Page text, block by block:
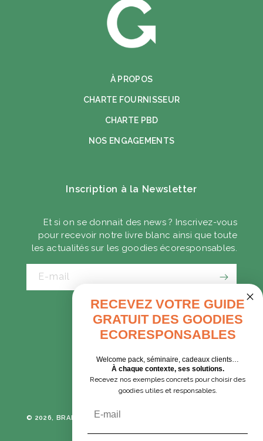
À PROPOS
CHARTE FOURNISSEUR
CHARTE PBD
NOS ENGAGEMENTS
Inscription à la Newsletter
Et si on se donnait des news ? Inscrivez-vous
pour recevoir notre livre blanc ainsi que toute
les actualités sur les goodies écoresponsables.
E-mail
CADEAUX D'AFFAIRES
GOODIES EXPRESS
Tumblr Instagram
© 2026, BRANE CORPORATION
POLITIQUE DE CONFIDENTIALITÉ
RECEVEZ VOTRE GUIDE
GRATUIT DES GOODIES
ECORESPONSABLES
Welcome pack, séminaire, cadeaux clients…
À chaque contexte, ses solutions.
Recevez nos exemples concrets pour choisir des
goodies utiles et responsables.